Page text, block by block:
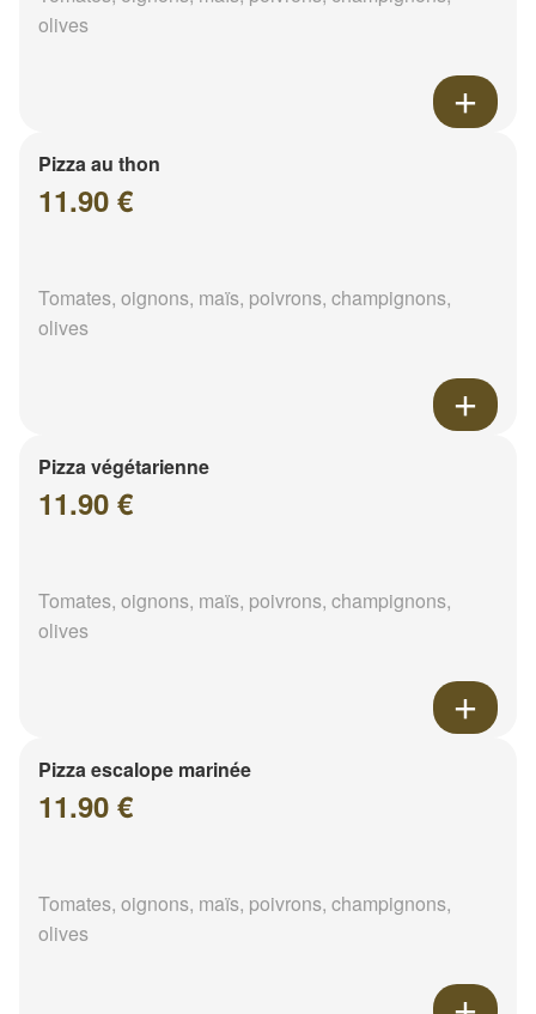
olives
Pizza au thon
11.90 €
Tomates, oignons, maïs, poivrons, champignons,
olives
Pizza végétarienne
11.90 €
Tomates, oignons, maïs, poivrons, champignons,
olives
Pizza escalope marinée
11.90 €
Tomates, oignons, maïs, poivrons, champignons,
olives